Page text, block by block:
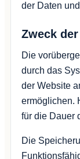
der Daten
Zweck
Die
durch das
der Website
ermöglichen.
für die Dauer
Die